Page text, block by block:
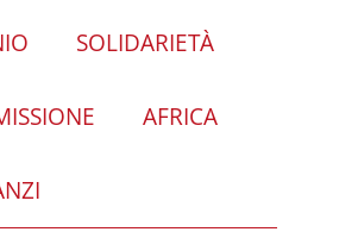
SOLIDARIETÀ
AFRICA